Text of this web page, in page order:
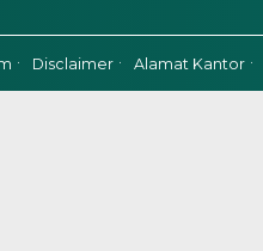
Disclaimer Alamat Kantor